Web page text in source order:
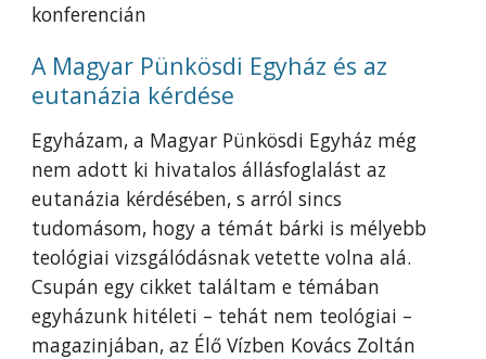
konferencián
A Magyar Pünkösdi Egyház és az
eutanázia kérdése
Egyházam, a Magyar Pünkösdi Egyház még
nem adott ki hivatalos állásfoglalást az
eutanázia kérdésében, s arról sincs
tudomásom, hogy a témát bárki is mélyebb
teológiai vizsgálódásnak vetette volna alá.
Csupán egy cikket találtam e témában
egyházunk hitéleti – tehát nem teológiai –
magazinjában, az Élő Vízben Kovács Zoltán